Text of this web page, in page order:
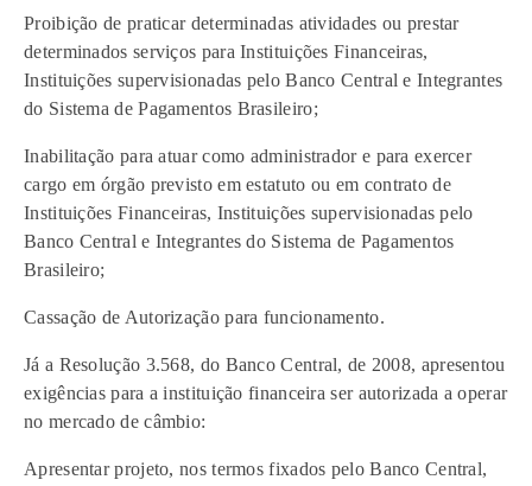
Proibição de praticar determinadas atividades ou prestar
determinados serviços para Instituições Financeiras,
Instituições supervisionadas pelo Banco Central e Integrantes
do Sistema de Pagamentos Brasileiro;
Inabilitação para atuar como administrador e para exercer
cargo em órgão previsto em estatuto ou em contrato de
Instituições Financeiras, Instituições supervisionadas pelo
Banco Central e Integrantes do Sistema de Pagamentos
Brasileiro;
Cassação de Autorização para funcionamento.
Já a Resolução 3.568, do Banco Central, de 2008, apresentou
exigências para a instituição financeira ser autorizada a operar
no mercado de câmbio:
Apresentar projeto, nos termos fixados pelo Banco Central,